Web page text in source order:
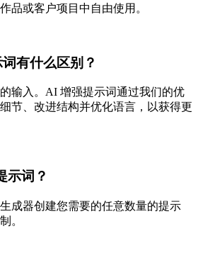
品或客户项目中自由使用。
有什么区别？
输入。AI 增强提示词通过我们的优
节、改进结构并优化语言，以获得更
示词？
成器创建您需要的任意数量的提示
。